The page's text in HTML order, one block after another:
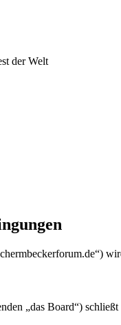
der Welt
„das Board“)